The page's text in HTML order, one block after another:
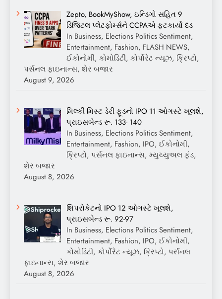
Zepto, BookMyShow, ઇન્ડિગો સહિત 9
ડિજિટલ પ્લેટફોર્મ્સને CCPAએ ફટકાર્યો દંડ
In Business, Elections Politics Sentiment,
Entertainment, Fashion, FLASH NEWS,
ઈકોનોમી, કોમોડિટી, કોર્પોરેટ ન્યૂઝ, ક્રિપ્ટો,
પર્સનલ ફાઇનાન્સ, શેર બજાર
August 9, 2026
મિલ્કી મિસ્ટ ડેરી ફૂડનો IPO 11 ઓગસ્ટે ખૂલશે,
પ્રાઇસબેન્ડ રૂ. 133- 140
In Business, Elections Politics Sentiment,
Entertainment, Fashion, IPO, ઈકોનોમી,
ક્રિપ્ટો, પર્સનલ ફાઇનાન્સ, મ્યુચ્યુઅલ ફંડ,
શેર બજાર
August 8, 2026
શિપરોકેટનો IPO 12 ઓગસ્ટે ખૂલશે,
પ્રાઇસબેન્ડ રૂ. 92-97
In Business, Elections Politics Sentiment,
Entertainment, Fashion, IPO, ઈકોનોમી,
કોમોડિટી, કોર્પોરેટ ન્યૂઝ, ક્રિપ્ટો, પર્સનલ
ફાઇનાન્સ, શેર બજાર
August 8, 2026